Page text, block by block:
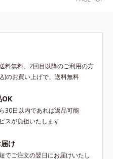
料無料、2回目以降のご利用の方
)のお買い上げで、送料無料
OK
30日以内であれば返品可能
スが負担いたします
け
でご注文の翌日にお届けいたし